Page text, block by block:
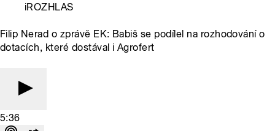
iROZHLAS
Filip Nerad o zprávě EK: Babiš se podílel na rozhodování o
dotacích, které dostával i Agrofert
5:36